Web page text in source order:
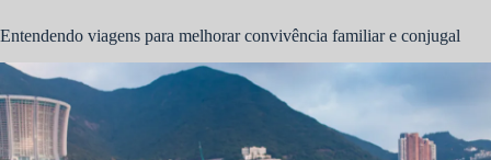
Entendendo viagens para melhorar convivência familiar e conjugal